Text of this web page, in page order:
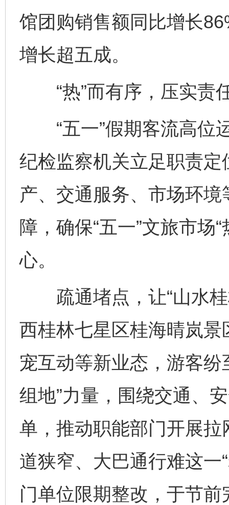
馆团购销售额同比增长
增长超五成。
“热”而有序，压实责
“五一”假期客流高位
纪检监察机关立足职责
产、交通服务、市场环
障，确保“五一”文旅市场
心。
疏通堵点，让“山水桂
西桂林七星区桂海晴岚
宠互动等新业态，游客
组地”力量，围绕交通、
单，推动职能部门开展
道狭窄、大巴通行难这一
门单位限期整改，于节